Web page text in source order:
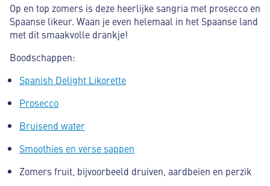
Op en top zomers is deze heerlijke sangria met prosecco en
Spaanse likeur. Waan je even helemaal in het Spaanse land
met dit smaakvolle drankje!
Boodschappen:
Spanish Delight Likorette
Prosecco
Bruisend water
Smoothies en verse sappen
Zomers fruit, bijvoorbeeld druiven, aardbeien en perzik